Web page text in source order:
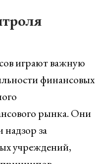
играют важную
финансовых
рынка. Они
за
учреждений,